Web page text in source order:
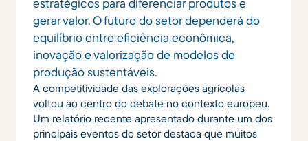
gerar valor. O futuro do setor dependerá do
equilíbrio entre eficiência econômica,
inovação e valorização de modelos de
produção sustentáveis.
A competitividade das explorações agrícolas
voltou ao centro do debate no contexto europeu.
Um relatório recente apresentado durante um dos
principais eventos do setor destaca que muitos